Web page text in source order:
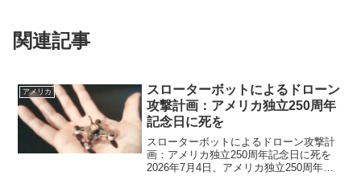
関連記事
アメリカ
スローターボットによるドローン
攻撃計画：アメリカ独立250周年
記念日に死を
スローターボットによるドローン攻撃計
画：アメリカ独立250周年記念日に死を
2026年7月4日、アメリカ独立250周年記